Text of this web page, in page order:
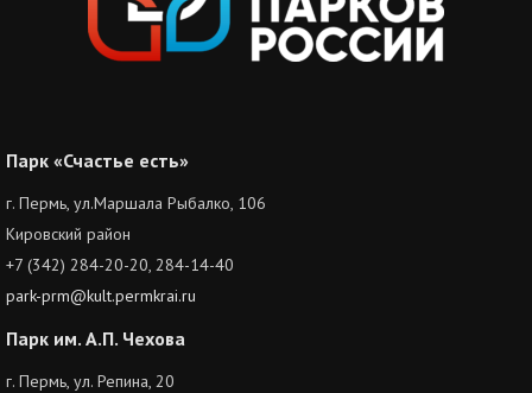
Парк «Счастье есть»
г. Пермь, ул.Маршала Рыбалко, 106
Кировский район
+7 (342) 284-20-20, 284-14-40
park-prm@kult.permkrai.ru
Парк им. А.П. Чехова
г. Пермь, ул. Репина, 20